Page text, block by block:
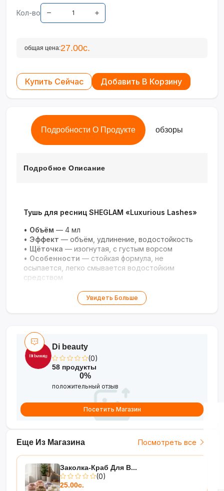
Кол-во
общая цена:27.00с.
Купить Сейчас Добавить В Корзину
Подробности О Продукте обзоры
Подробное Описание
Тушь для ресниц SHEGLAM «Luxurious Lashes»
• Объём — 4 мл
• Эффект — объём, удлинение, водостойкость
• Щёточка — изогнутая, с густым ворсом
• Особенности — стойкая формула, не
осыпается, легко смывается водостойким
средством
Роскошный объём и стойкость для
выразительного взгляда!
Увидеть Больше
Еще Из Магазина Посмотреть все
Заколка-Краб Для В...
(0)
25.00с.
Di beauty
(0)
58 продукты
0%
положительный отзыв
Посетить Магазин